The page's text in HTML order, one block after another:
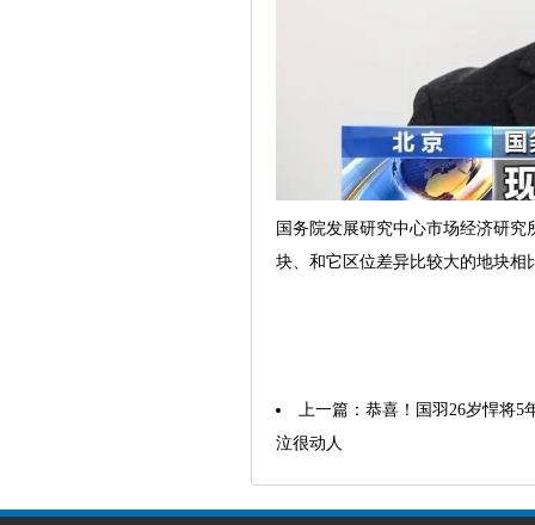
国务院发展研究中心市场经济研
块、和它区位差异比较大的地块
上一篇： 恭喜！国羽26岁悍将5
泣很动人